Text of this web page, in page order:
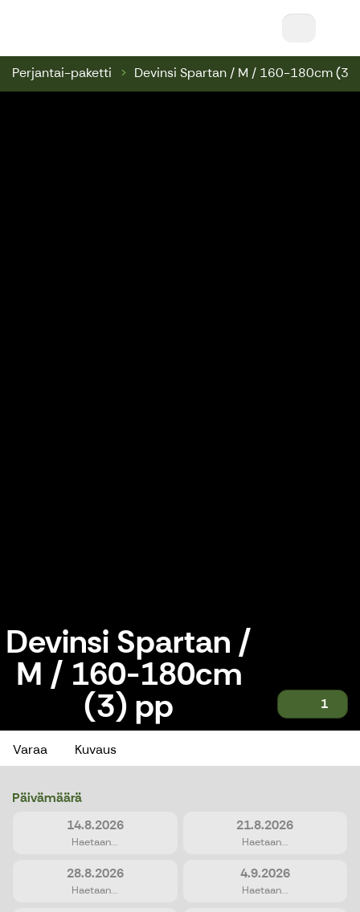
Perjantai-paketti Devinsi Spartan / M / 160-180cm (3)
Devinsi Spartan /
M / 160-180cm
(3) pp 1 Devinsi Spartan / M / 160-180cm (3) pp
Varaa Kuvaus
Päivämäärä
14.8.2026
Haetaan...
21.8.2026
Haetaan...
28.8.2026
Haetaan...
4.9.2026
Haetaan...